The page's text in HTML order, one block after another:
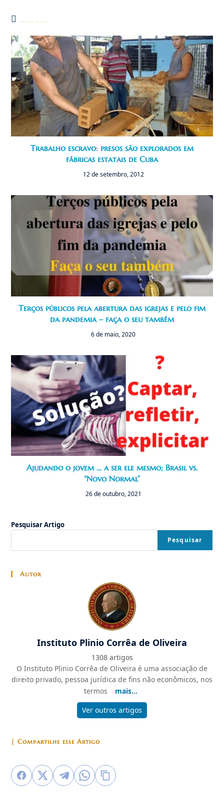
Trabalho escravo: presos são explorados em
fábricas estatais de Cuba
12 de setembro, 2012
Terços públicos pela abertura das igrejas e pelo fim
da pandemia – faça o seu também
6 de maio, 2020
Ajudando o jovem … a ser ele mesmo; Brasil vs.
“Novo Normal”
26 de outubro, 2021
Pesquisar Artigo
Pesquisar
Autor
Instituto Plinio Corrêa de Oliveira
1308 artigos
O Instituto Plinio Corrêa de Oliveira é uma associação de
direito privado, pessoa jurídica de fins não econômicos, nos
termos
mais...
Ver outros artigos
| Compartilhe esse Artigo